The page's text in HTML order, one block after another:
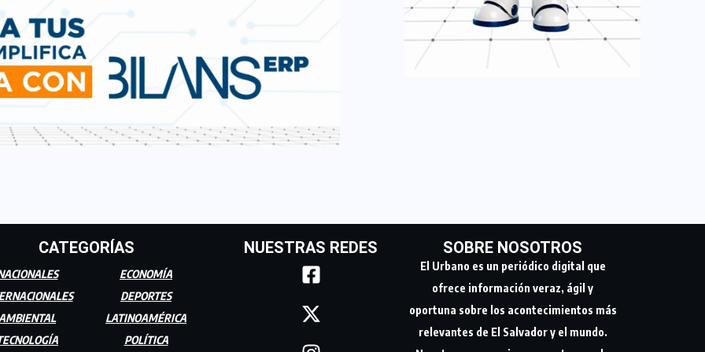
CATEGORÍAS
ECONOMÍA
DEPORTES
LATINOAMÉRICA
POLÍTICA
NUESTRAS REDES SOBRE NOSOTROS
El Urbano es un periódico digital que
ofrece información veraz, ágil y
oportuna sobre los acontecimientos más
relevantes de El Salvador y el mundo.